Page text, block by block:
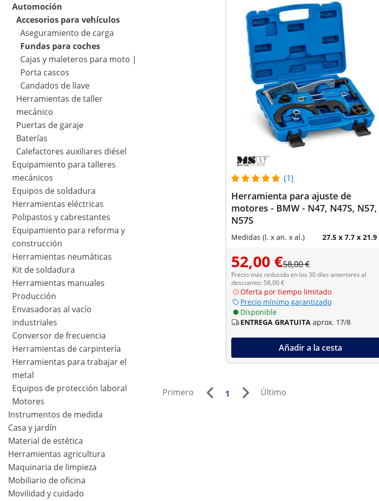
Automoción
Accesorios para vehículos
Aseguramiento de carga
Fundas para coches
Cajas y maleteros para moto |
Porta cascos
Candados de llave
Herramientas de taller
mecánico
Puertas de garaje
Baterías
Calefactores auxiliares diésel
Equipamiento para talleres
mecánicos
Equipos de soldadura
Herramientas eléctricas
Polipastos y cabrestantes
Equipamiento para reforma y
construcción
Herramientas neumáticas
Kit de soldadura
Herramientas manuales
Producción
Envasadoras al vacío
industriales
Conversor de frecuencia
Herramientas de carpintería
Herramientas para trabajar el
metal
Equipos de protección laboral
Motores
Instrumentos de medida
Casa y jardín
Material de estética
Herramientas agricultura
Maquinaria de limpieza
Mobiliario de oficina
Movilidad y cuidado
(1)
Herramienta para ajuste de
motores - BMW - N47, N47S, N57,
N57S
Medidas (l. x an. x al.) 27.5 x 7.7 x 21.9
52,00 €58,00 €
Precio más reducido en los 30 días anteriores al
descuento: 58,00 €
Oferta por tiempo limitado
Precio mínimo garantizado
Disponible
ENTREGA GRATUITA aprox. 17/8
Añadir a la cesta
Primero 1 Último